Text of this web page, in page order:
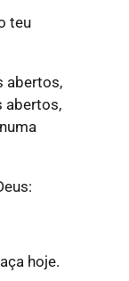
teu
abertos,
abertos,
hoje.